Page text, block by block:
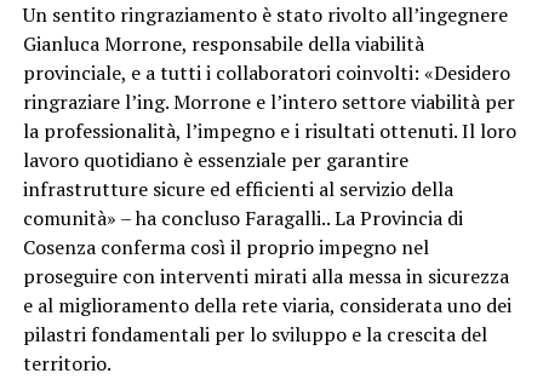
Un sentito ringraziamento è stato rivolto all’ingegnere
Gianluca Morrone, responsabile della viabilità
provinciale, e a tutti i collaboratori coinvolti: «Desidero
ringraziare l’ing. Morrone e l’intero settore viabilità per
la professionalità, l’impegno e i risultati ottenuti. Il loro
lavoro quotidiano è essenziale per garantire
infrastrutture sicure ed efficienti al servizio della
comunità» – ha concluso Faragalli.. La Provincia di
Cosenza conferma così il proprio impegno nel
proseguire con interventi mirati alla messa in sicurezza
e al miglioramento della rete viaria, considerata uno dei
pilastri fondamentali per lo sviluppo e la crescita del
territorio.